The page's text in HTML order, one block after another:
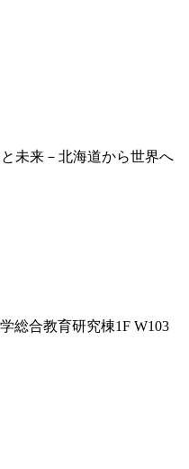
未来－北海道から世界へ
総合教育研究棟1F W103